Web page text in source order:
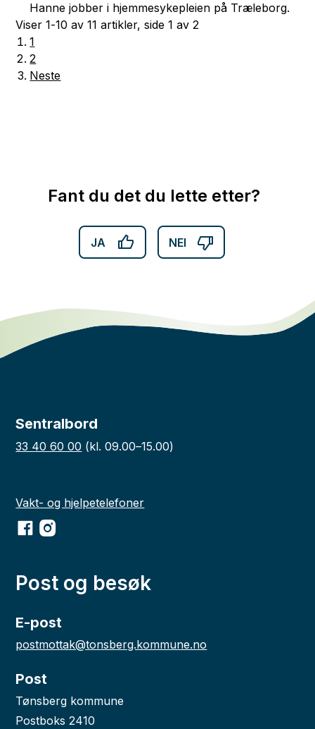
Hanne jobber i hjemmesykepleien på Træleborg.
Viser1-10 av11 artikler,side1 av2
1
2
Neste
Fant du det du lette etter?
JA NEI
Sentralbord
33 40 60 00 (kl. 09.00–15.00)
Vakt- og hjelpetelefoner
Facebook
Instagram
Post og besøk
E-post
postmottak@tonsberg.kommune.no
Post
Tønsberg kommune
Postboks 2410